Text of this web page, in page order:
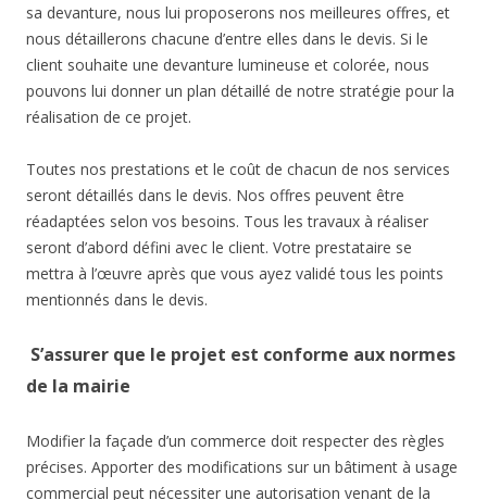
sa devanture, nous lui proposerons nos meilleures offres, et
nous détaillerons chacune d’entre elles dans le devis. Si le
client souhaite une devanture lumineuse et colorée, nous
pouvons lui donner un plan détaillé de notre stratégie pour la
réalisation de ce projet.
Toutes nos prestations et le coût de chacun de nos services
seront détaillés dans le devis. Nos offres peuvent être
réadaptées selon vos besoins. Tous les travaux à réaliser
seront d’abord défini avec le client. Votre prestataire se
mettra à l’œuvre après que vous ayez validé tous les points
mentionnés dans le devis.
S’assurer que le projet est conforme aux normes
de la mairie
Modifier la façade d’un commerce doit respecter des règles
précises. Apporter des modifications sur un bâtiment à usage
commercial peut nécessiter une autorisation venant de la